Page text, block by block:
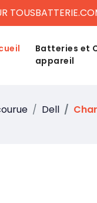
Batteries et
appareil
Dell